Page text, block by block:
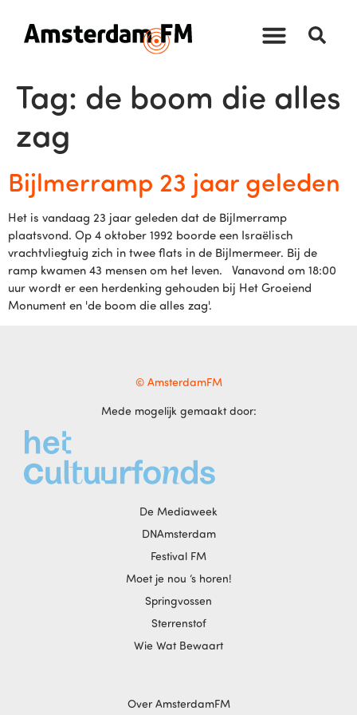
Tag: de boom die alles
zag
Bijlmerramp 23 jaar geleden
Het is vandaag 23 jaar geleden dat de Bijlmerramp
plaatsvond. Op 4 oktober 1992 boorde een Israëlisch
vrachtvliegtuig zich in twee flats in de Bijlmermeer. Bij de
ramp kwamen 43 mensen om het leven. Vanavond om 18:00
uur wordt er een herdenking gehouden bij Het Groeiend
Monument en 'de boom die alles zag'.
© AmsterdamFM
Mede mogelijk gemaakt door:
De Mediaweek
DNAmsterdam
Festival FM
Moet je nou ‘s horen!
Springvossen
Sterrenstof
Wie Wat Bewaart
Over AmsterdamFM